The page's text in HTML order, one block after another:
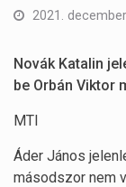
2021.
Novák Katalin
be Orbán Viktor
MTI
Áder János
másodszor nem